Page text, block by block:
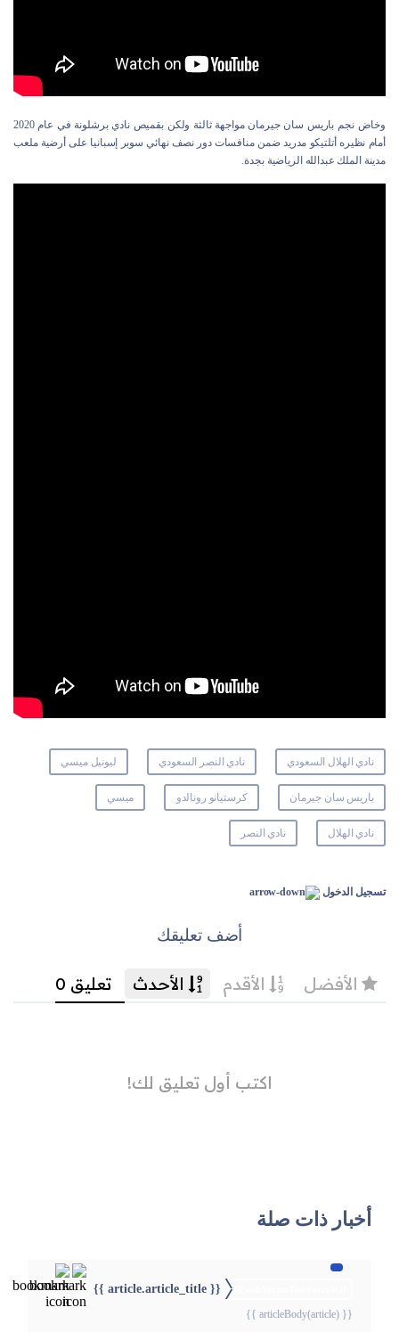
وخاض نجم باريس سان جيرمان مواجهة ثالثة ولكن بقميص نادي برشلونة في عام 2020
أمام نظيره أتلتيكو مدريد ضمن منافسات دور نصف نهائي سوبر إسبانيا على أرضية ملعب
مدينة الملك عبدالله الرياضية بجدة.
نادي الهلال السعودي نادي النصر السعودي ليونيل ميسي
باريس سان جيرمان كرستيانو رونالدو ميسي
نادي الهلال نادي النصر
تسجيل الدخول
أضف تعليقك
أخبار ذات صلة
{{ article.article_title }}
{{ articleBody(article) }}